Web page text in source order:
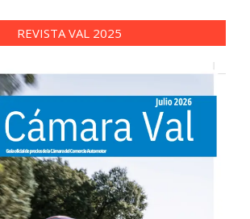
REVISTA VAL 2025